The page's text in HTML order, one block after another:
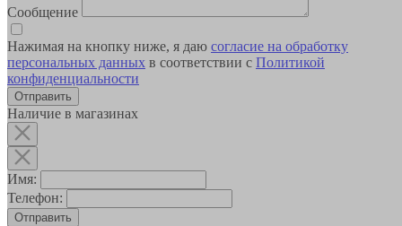
Сообщение
Нажимая на кнопку ниже, я даю согласие на обработку
персональных данных в соответствии с Политикой
конфиденциальности
Наличие в магазинах
Имя:
Телефон:
Отправить